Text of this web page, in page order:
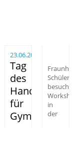
23.06.2025
Tag
des
Handwerks
für
Gymnasiasten
Schüler
in
der